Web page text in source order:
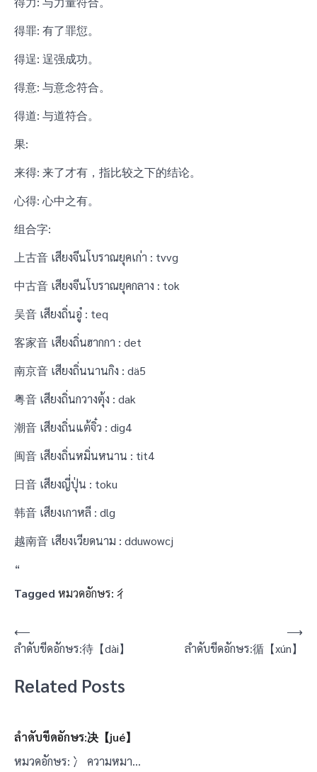
得罪: 有了罪愆。
得逞: 逞强成功。
得意: 与意念符合。
得道: 与道符合。
果:
来得: 来了才有，指比较之下的结论。
心得: 心中之有。
组合字:
上古音 เสียงจีนโบราณยุคเก่า : tvvg
中古音 เสียงจีนโบราณยุคกลาง : tok
吴音 เสียงถิ่นอู๋ : teq
客家音 เสียงถิ่นฮากกา : det
南京音 เสียงถิ่นนานกิง : dä5
粤音 เสียงถิ่นกวางตุ้ง : dak
潮音 เสียงถิ่นแต้จิ๋ว : dig4
闽音 เสียงถิ่นหมิ่นหนาน : tit4
日音 เสียงญี่ปุ่น : toku
韩音 เสียงเกาหลี : dlg
越南音 เสียงเวียดนาม : dduwowcj
“
Tagged หมวดอักษร: 彳
แนะแนว
เรื่อง
⟵
ลำดับขีดอักษร:待【dài】
ลำดับขีดอักษร:循【xún】
⟶
Related Posts
ลำดับขีดอักษร:决【jué】
หมวดอักษร: 冫 ความหมา…